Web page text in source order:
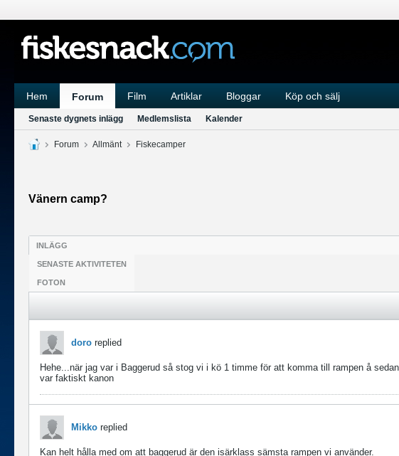
Hem Forum Film Artiklar Bloggar Köp och sälj
Senaste dygnets inlägg Medlemslista Kalender
Forum Allmänt Fiskecamper
Vänern camp?
INLÄGG
SENASTE AKTIVITETEN
FOTON
doro replied
Hehe...när jag var i Baggerud så stog vi i kö 1 timme för att komma till rampen å
var faktiskt kanon
Mikko replied
Kan helt hålla med om att baggerud är den isärklass sämsta rampen vi använder.